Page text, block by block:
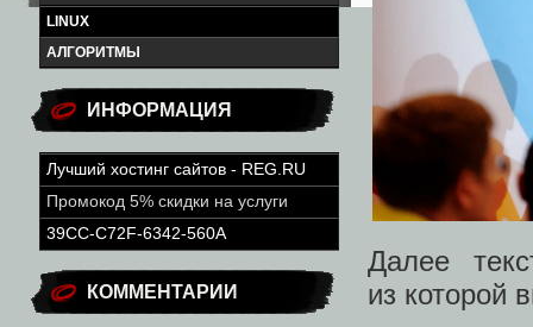
LINUX
АЛГОРИТМЫ
ИНФОРМАЦИЯ
Лучший хостинг сайтов - REG.RU
Промокод 5% скидки на услуги
39CC-C72F-6342-560A
КОММЕНТАРИИ
Далее
из которой